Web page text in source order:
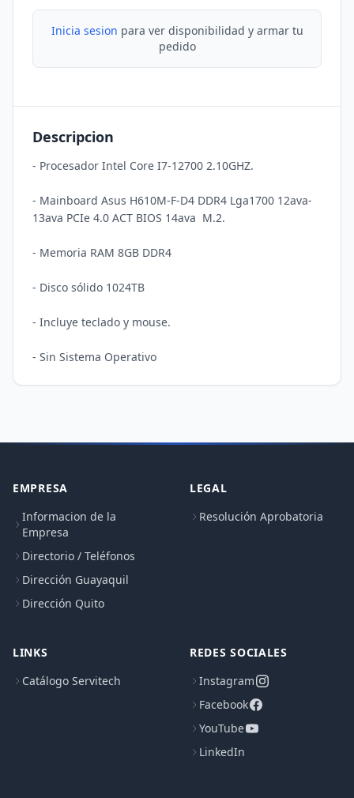
Inicia sesion para ver disponibilidad y armar tu
pedido
Descripcion
- Procesador Intel Core I7-12700 2.10GHZ.
- Mainboard Asus H610M-F-D4 DDR4 Lga1700 12ava-
13ava PCIe 4.0 ACT BIOS 14ava  M.2.
- Memoria RAM 8GB DDR4
- Disco sólido 1024TB
- Incluye teclado y mouse.
EMPRESA
Informacion de la
Empresa
Directorio / Teléfonos
Dirección Guayaquil
Dirección Quito
LEGAL
Resolución Aprobatoria
LINKS
Catálogo Servitech
REDES SOCIALES
Instagram
Facebook
YouTube
LinkedIn